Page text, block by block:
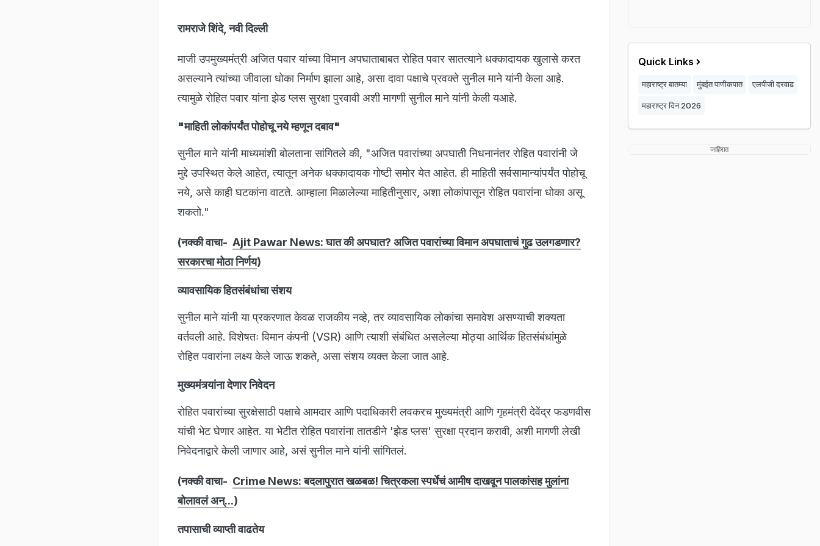
रामराजे शिंदे, नवी दिल्ली
माजी उपमुख्यमंत्री अजित पवार यांच्या विमान अपघाताबाबत रोहित पवार सातत्याने धक्कादायक खुलासे करत
असल्याने त्यांच्या जीवाला धोका निर्माण झाला आहे, असा दावा पक्षाचे प्रवक्ते सुनील माने यांनी केला आहे.
त्यामुळे रोहित पवार यांना झेड प्लस सुरक्षा पुरवावी अशी मागणी सुनील माने यांनी केली यआहे.
"माहिती लोकांपर्यंत पोहोचू नये म्हणून दबाव"
सुनील माने यांनी माध्यमांशी बोलताना सांगितले की, "अजित पवारांच्या अपघाती निधनानंतर रोहित पवारांनी जे
मुद्दे उपस्थित केले आहेत, त्यातून अनेक धक्कादायक गोष्टी समोर येत आहेत. ही माहिती सर्वसामान्यांपर्यंत पोहोचू
नये, असे काही घटकांना वाटते. आम्हाला मिळालेल्या माहितीनुसार, अशा लोकांपासून रोहित पवारांना धोका असू
शकतो."
(नक्की वाचा- Ajit Pawar News: घात की अपघात? अजित पवारांच्या विमान अपघाताचं गुढ उलगडणार?
सरकारचा मोठा निर्णय)
व्यावसायिक हितसंबंधांचा संशय
सुनील माने यांनी या प्रकरणात केवळ राजकीय नव्हे, तर व्यावसायिक लोकांचा समावेश असण्याची शक्यता
वर्तवली आहे. विशेषतः विमान कंपनी (VSR) आणि त्याशी संबंधित असलेल्या मोठ्या आर्थिक हितसंबंधांमुळे
रोहित पवारांना लक्ष्य केले जाऊ शकते, असा संशय व्यक्त केला जात आहे.
मुख्यमंत्र्यांना देणार निवेदन
रोहित पवारांच्या सुरक्षेसाठी पक्षाचे आमदार आणि पदाधिकारी लवकरच मुख्यमंत्री आणि गृहमंत्री देवेंद्र फडणवीस
यांची भेट घेणार आहेत. या भेटीत रोहित पवारांना तातडीने 'झेड प्लस' सुरक्षा प्रदान करावी, अशी मागणी लेखी
निवेदनाद्वारे केली जाणार आहे, असं सुनील माने यांनी सांगितलं.
(नक्की वाचा- Crime News: बदलापुरात खळबळ! चित्रकला स्पर्धेचं आमीष दाखवून पालकांसह मुलांना
बोलावलं अन्...)
तपासाची व्याप्ती वाढतेय
Quick Links
महाराष्ट्र बातम्या मुंबईत पाणीकपात एलपीजी दरवाढ
महाराष्ट्र दिन 2026
जाहिरात